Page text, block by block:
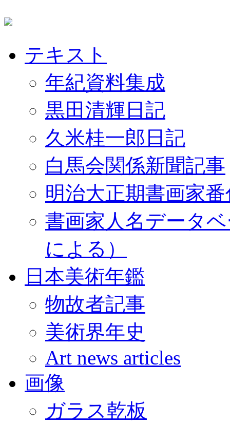
テキスト
年紀資料集成
黒田清輝日記
久米桂一郎日記
白馬会関係新聞記事
明治大正期書画家
書画家人名データ
による）
日本美術年鑑
物故者記事
美術界年史
Art news articles
画像
ガラス乾板